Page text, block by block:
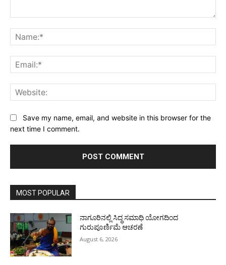
Save my name, email, and website in this browser for the
next time I comment.
MOST POPULAR
ನಾಗೂರಿನಲ್ಲಿ ಸಿದ್ಧ ಸಮಾಧಿ ಯೋಗದಿಂದ
ಗುರುಪೂರ್ಣಿಮೆ ಆಚರಣೆ
August 6, 2026